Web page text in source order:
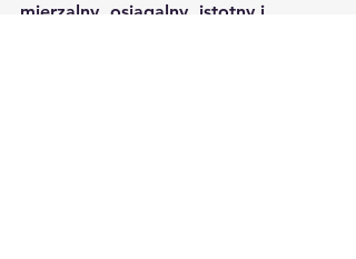
mierzalny, osiągalny, istotny i